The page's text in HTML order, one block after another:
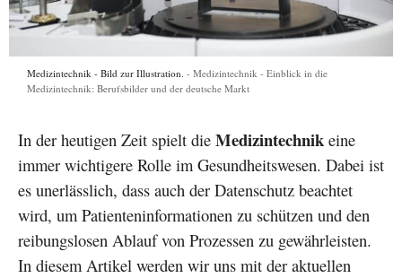
Medizintechnik - Bild zur Illustration.
Medizintechnik - Einblick in die
Medizintechnik: Berufsbilder und der deutsche Markt
In der heutigen Zeit spielt die Medizintechnik eine
immer wichtigere Rolle im Gesundheitswesen. Dabei ist
es unerlässlich, dass auch der Datenschutz beachtet
wird, um Patienteninformationen zu schützen und den
reibungslosen Ablauf von Prozessen zu gewährleisten.
In diesem Artikel werden wir uns mit der aktuellen